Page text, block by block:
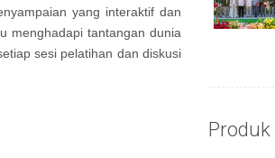
yang interaktif dan
menghadapi tantangan dunia
sesi pelatihan dan diskusi
Produk